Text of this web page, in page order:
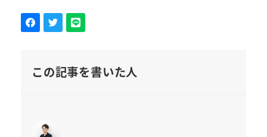
この記事を書いた人